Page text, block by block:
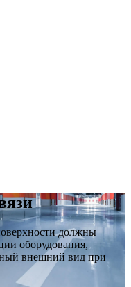
должны
оборудования,
внешний вид при